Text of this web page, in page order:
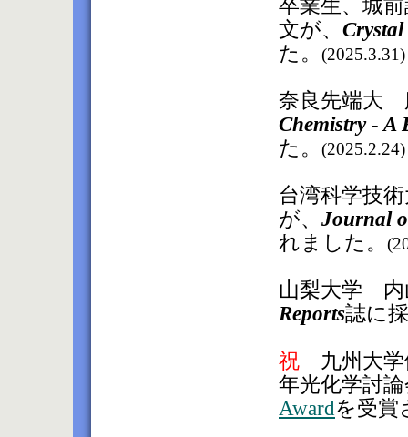
卒業生、城
文が、
た。
(2025.3.31)
奈良先端大
Chemistry - A
た。
(2025.2.24)
台湾科学技
が、 Journal
れました。
山梨大学 内
Reports誌に
祝 九州大学
年光化学討
Awardを受賞